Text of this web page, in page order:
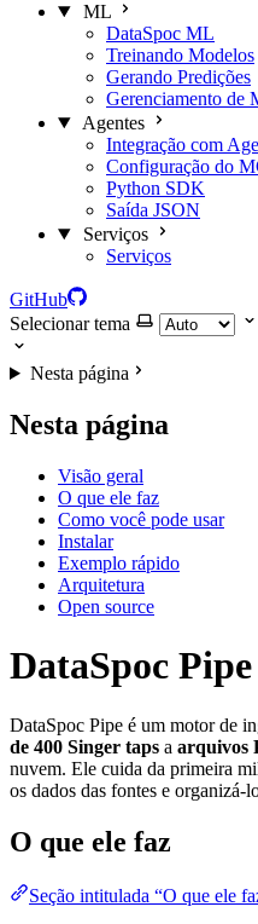
ML
DataSpoc ML
Treinando Modelos
Gerando Predições
Gerenciamento de
Agentes
Integração com
Configuração do
Python SDK
Saída JSON
Serviços
Serviços
GitHub
Selecionar tema
Nesta página
Nesta página
Visão geral
O que ele faz
Como você pode usar
Instalar
Exemplo rápido
Arquitetura
Open source
DataSpoc Pipe
DataSpoc Pipe é um motor de
de 400 Singer taps a arquivos
nuvem. Ele cuida da primeira
os dados das fontes e organizá-
O que ele faz
Seção intitulada “O que ele